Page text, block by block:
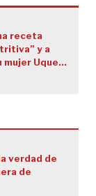
receta
y a
mujer Uque
verdad de
de